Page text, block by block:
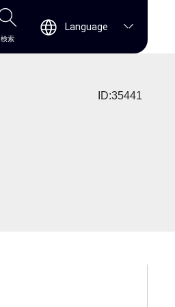
検索
Language
ID:35441